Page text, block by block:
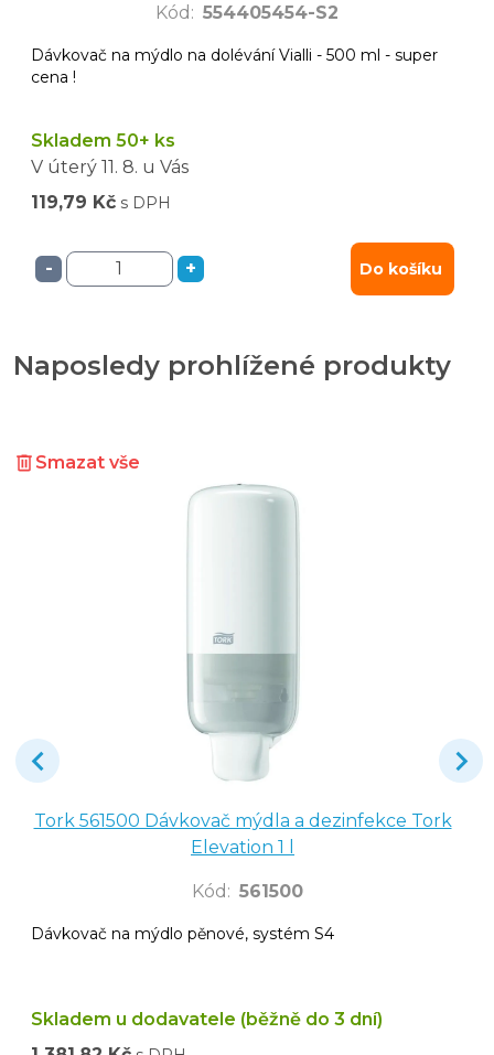
Kód : 554405454-S2
Dávkovač na mýdlo na dolévání Vialli - 500 ml - super
cena !
Skladem 50+ ks
V úterý 11. 8. u Vás
119,79 Kč s DPH
- + Do košíku
Naposledy prohlížené produkty
Smazat vše
Tork 561500 Dávkovač mýdla a dezinfekce Tork
Elevation 1 l
Kód : 561500
Dávkovač na mýdlo pěnové, systém S4
Skladem u dodavatele (běžně do 3 dní)